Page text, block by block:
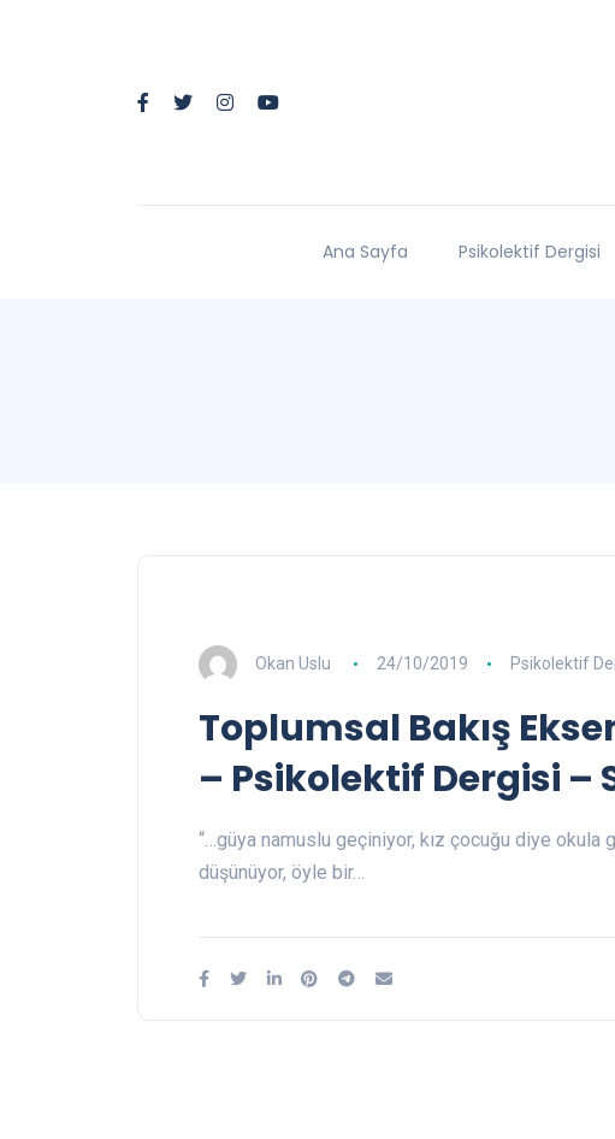
Ana Sayfa Psikolektif Dergisi
Okan Uslu 24/10/2019 Psikolektif
Toplumsal Bakış
– Psikolektif Dergisi –
“…güya namuslu geçiniyor, kız çocuğu diye okula
düşünüyor, öyle bir…